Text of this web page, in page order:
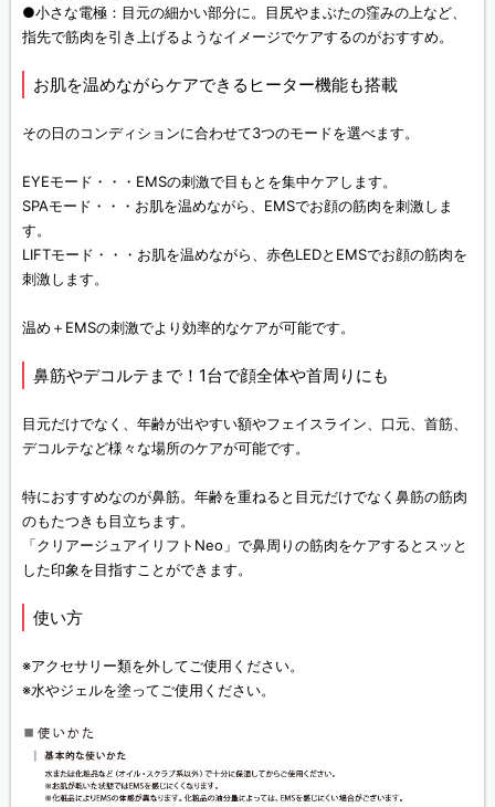
●小さな電極：目元の細かい部分に。目尻やまぶたの窪みの上など、
指先で筋肉を引き上げるようなイメージでケアするのがおすすめ。
お肌を温めながらケアできるヒーター機能も搭載
その日のコンディションに合わせて3つのモードを選べます。
EYEモード・・・EMSの刺激で目もとを集中ケアします。
SPAモード・・・お肌を温めながら、EMSでお顔の筋肉を刺激しま
す。
LIFTモード・・・お肌を温めながら、赤色LEDとEMSでお顔の筋肉を
刺激します。
温め＋EMSの刺激でより効率的なケアが可能です。
鼻筋やデコルテまで！1台で顔全体や首周りにも
目元だけでなく、年齢が出やすい額やフェイスライン、口元、首筋、
デコルテなど様々な場所のケアが可能です。
特におすすめなのが鼻筋。年齢を重ねると目元だけでなく鼻筋の筋肉
のもたつきも目立ちます。
「クリアージュアイリフトNeo」で鼻周りの筋肉をケアするとスッと
した印象を目指すことができます。
使い方
※アクセサリー類を外してご使用ください。
※水やジェルを塗ってご使用ください。